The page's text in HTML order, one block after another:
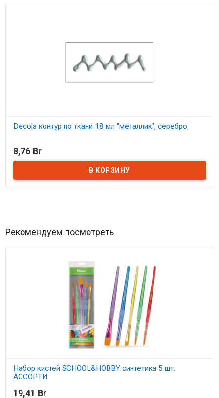
Decola контур по ткани 18 мл "металлик", серебро
8,76 Br
Рекомендуем посмотреть
Набор кистей SCHOOL&HOBBY синтетика 5 шт.
АССОРТИ
В наличии
19,41 Br